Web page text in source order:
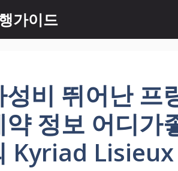
가이드
성비 뛰어난 프
약 정보 어디가
Kyriad Lisieux